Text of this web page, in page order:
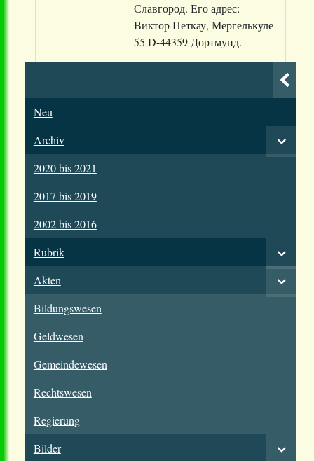
Славгород. Его адрес:
Виктор Петкау, Мергелькуле
55 D-44359 Дортмунд.
Neu
Archiv
2020 bis 2021
2017 bis 2019
2002 bis 2016
Rubrik
Akten
Bildungswesen
Geldwesen
Gemeindewesen
Rechtswesen
Regierung
Bilder